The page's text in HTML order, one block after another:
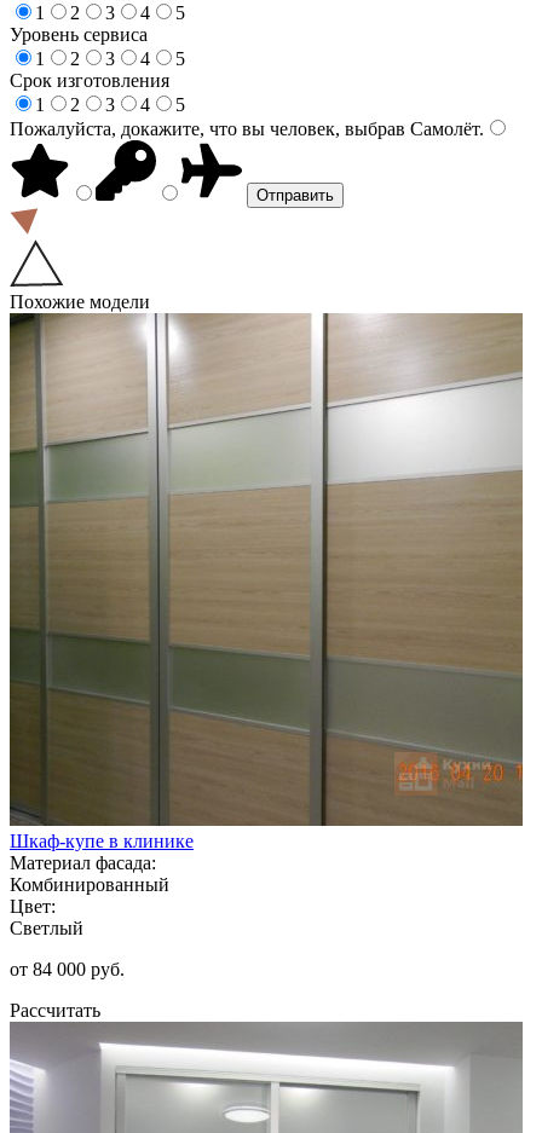
1
2 3 4
5
Уровень сервиса
1
2 3 4
5
Срок изготовления
1
2 3 4
5
Пожалуйста, докажите, что вы человек, выбрав Самолёт.
Похожие модели
Шкаф-купе в клинике
Материал фасада:
Комбинированный
Цвет:
Светлый
от 84 000 руб.
Рассчитать